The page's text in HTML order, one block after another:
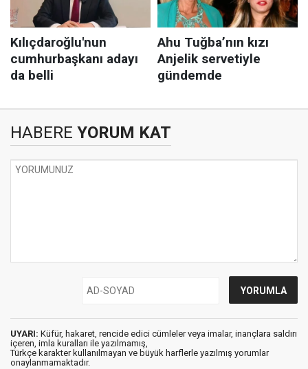
HABERE YORUM KAT
UYARI: Küfür, hakaret, rencide edici cümleler veya imalar, inançlara saldırı
içeren, imla kuralları ile yazılmamış,
Türkçe karakter kullanılmayan ve büyük harflerle yazılmış yorumlar
onaylanmamaktadır.